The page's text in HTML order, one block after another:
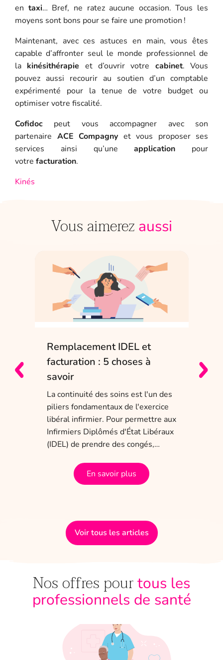
en taxi… Bref, ne ratez aucune occasion. Tous les
moyens sont bons pour se faire une promotion !
Maintenant, avec ces astuces en main, vous êtes
capable d’affronter seul le monde professionnel de
la kinésithérapie et d’ouvrir votre cabinet. Vous
pouvez aussi recourir au soutien d’un comptable
expérimenté pour la tenue de votre budget ou
optimiser votre fiscalité.
Cofidocpeut vous accompagner avec son
partenaire ACE Compagny et vous proposer ses
services ainsi qu’uneapplication pour
votre facturation.
Kinés
Vous aimerez aussi
Remplacement IDEL et
facturation : 5 choses à
savoir
La continuité des soins est l'un des
piliers fondamentaux de l'exercice
libéral infirmier. Pour permettre aux
Infirmiers Diplômés d'État Libéraux
(IDEL) de prendre des congés,…
En savoir plus
Voir tous les articles
Nos offres pourtous les
professionnels de santé